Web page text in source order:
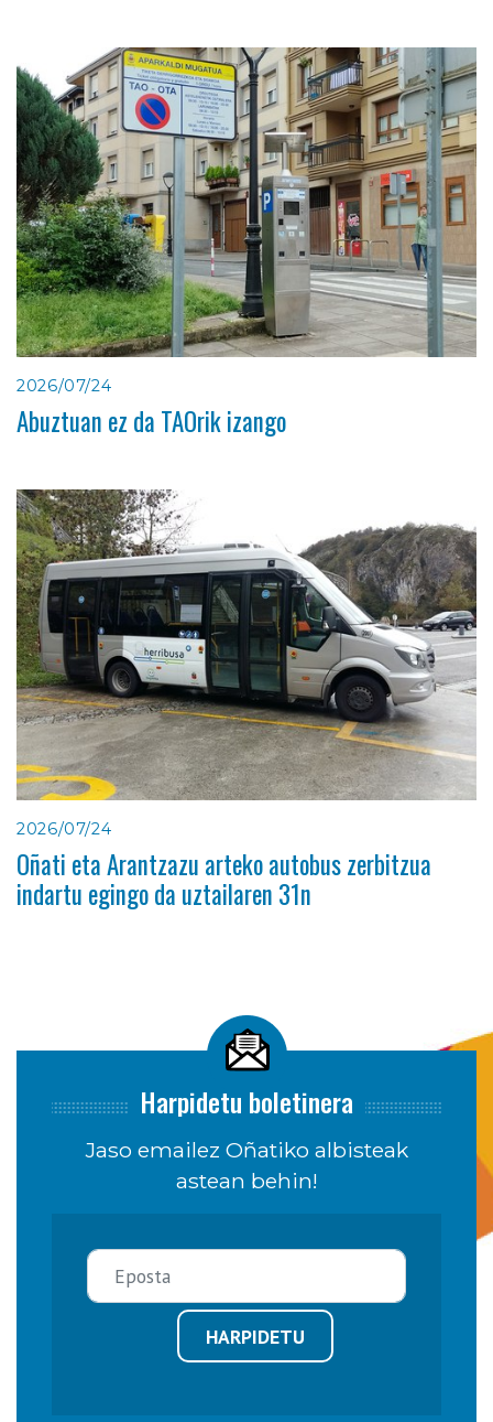
2026/07/24
Abuztuan ez da TAOrik izango
2026/07/24
Oñati eta Arantzazu arteko autobus zerbitzua
indartu egingo da uztailaren 31n
Harpidetu boletinera
Jaso emailez Oñatiko albisteak
astean behin!
HARPIDETU